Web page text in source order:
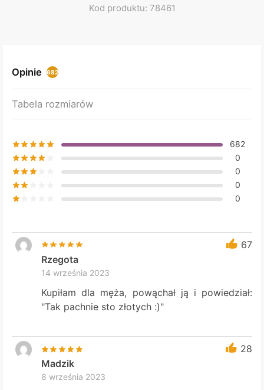
multiple
page
Kod produktu: 78461
Opinie 682
Tabela rozmiarów
682
0
0
0
0
67
Rzegota
14 września 2023
Kupiłam dla męża, powąchał ją i powiedział:
"Tak pachnie sto złotych :)"
28
Madzik
8 września 2023